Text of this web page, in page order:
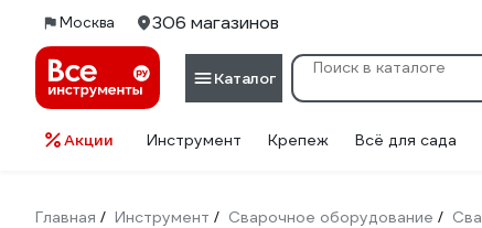
Москва 306 магазинов
Каталог
Акции Инструмент Крепеж Всё для сада
Главная / Инструмент / Сварочное оборудование /